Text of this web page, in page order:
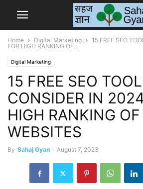
Home Digital Marketing
15 FREE SEO
FOR HIGH RANKING OF...
Digital Marketing
15 FREE SEO
CONSIDER IN
HIGH RANKING OF
WEBSITES
By Sahaj Gyan - August 7, 2023